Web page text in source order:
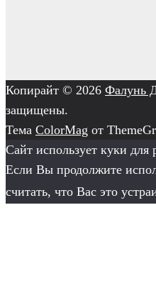
Копирайт © 2026 Фалунь
защищены.
Тема ColorMag от
Сайт использует куки для
Если Вы продолжите
считать, что Вас это